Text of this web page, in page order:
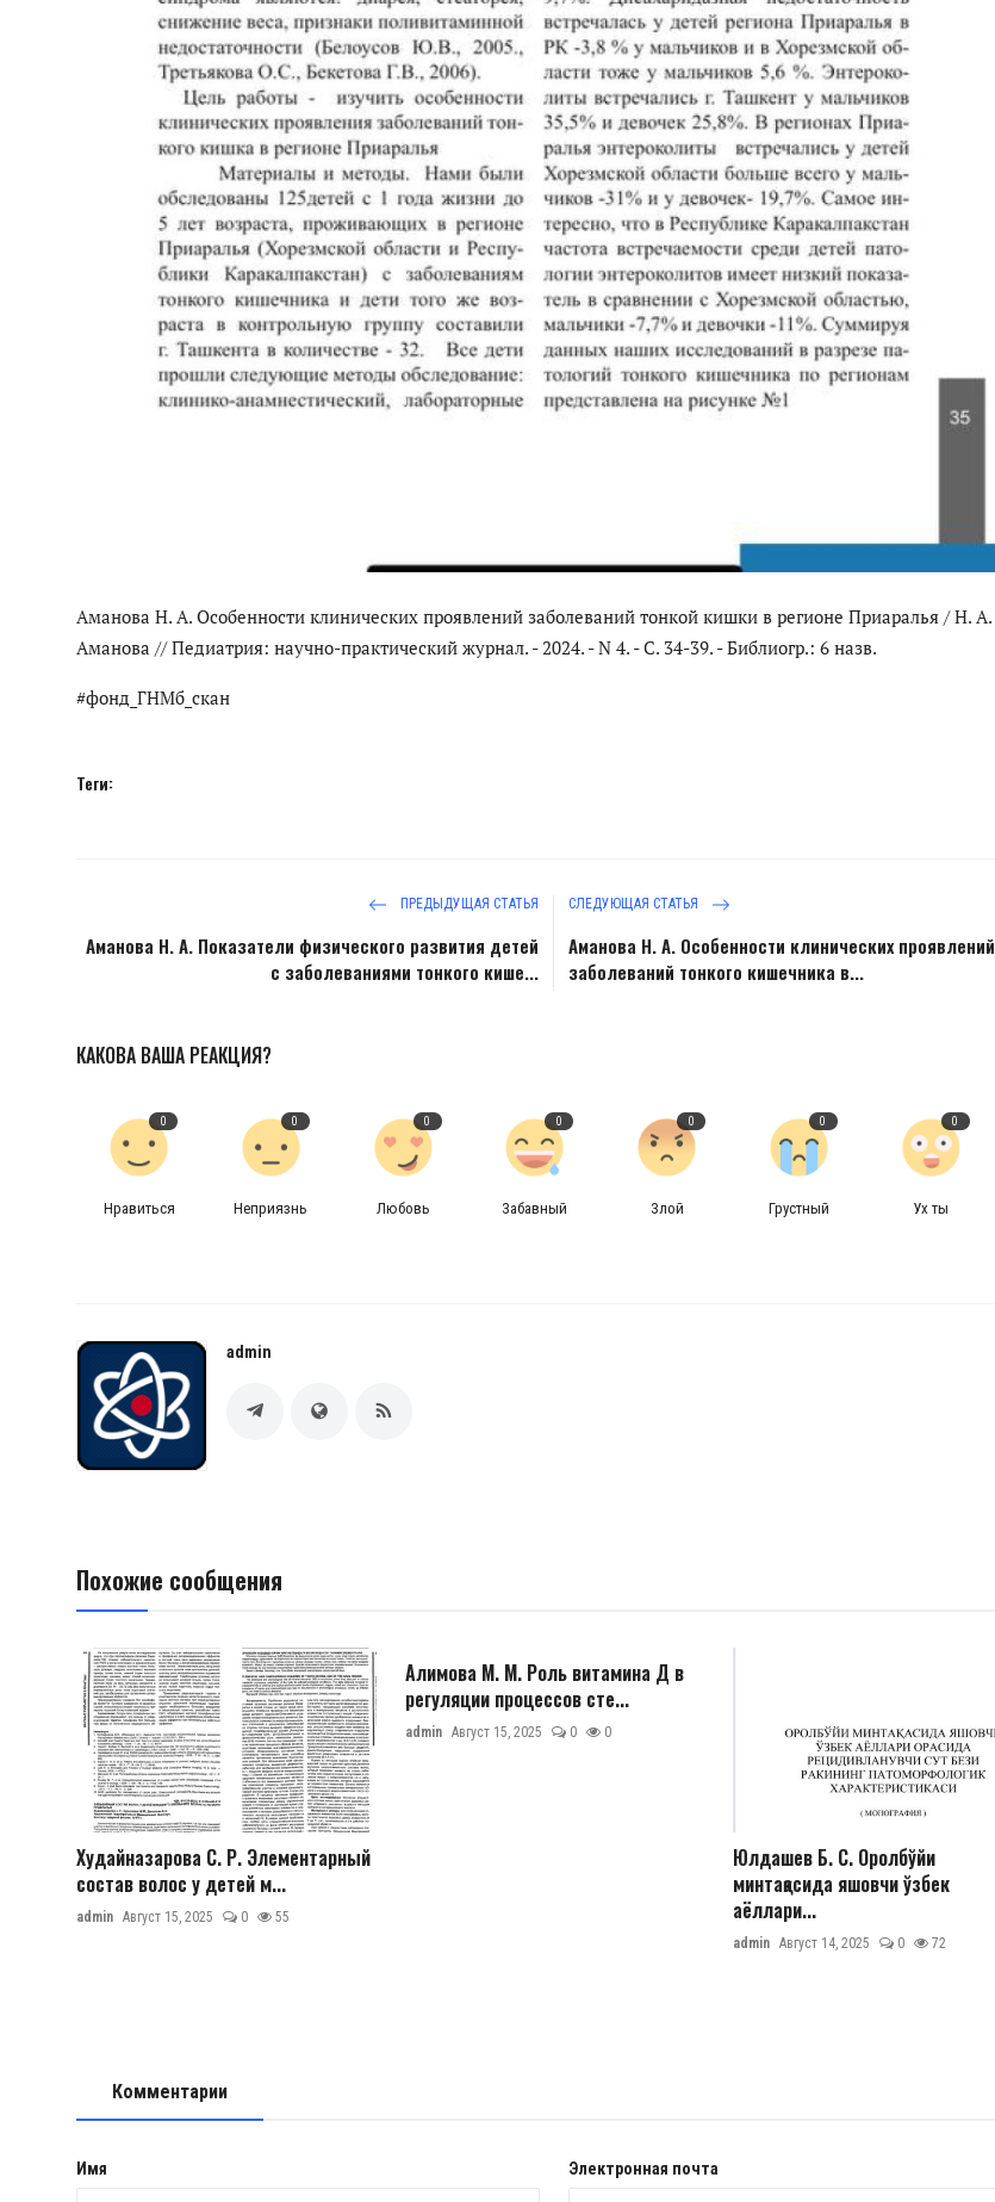
Аманова Н. А. Особенности клинических проявлений заболеваний тонкой кишки в регионе Приаралья / Н. А.
Аманова // Педиатрия: научно-практический журнал. - 2024. - N 4. - С. 34-39. - Библиогр.: 6 назв.
#фонд_ГНМб_скан
Теги:
ПРЕДЫДУЩАЯ СТАТЬЯ
Аманова Н. А. Показатели физического развития детей
с заболеваниями тонкого кише...
СЛЕДУЮЩАЯ СТАТЬЯ
Аманова Н. А. Особенности клинических проявлений
заболеваний тонкого кишечника в...
КАКОВА ВАША РЕАКЦИЯ?
0
Нравиться
0
Неприязнь
0
Любовь
0
Забавный
0
Злой
0
Грустный
0
Ух ты
admin
Похожие сообщения
Худайназарова С. Р. Элементарный
состав волос у детей м...
admin Август 15, 2025 0 55
Алимова М. М. Роль витамина Д в
регуляции процессов сте...
admin Август 15, 2025 0 0
Юлдашев Б. С. Оролбўйи
минтақасида яшовчи ўзбек
аёллари...
admin Август 14, 2025 0 72
Комментарии
Имя Электронная почта